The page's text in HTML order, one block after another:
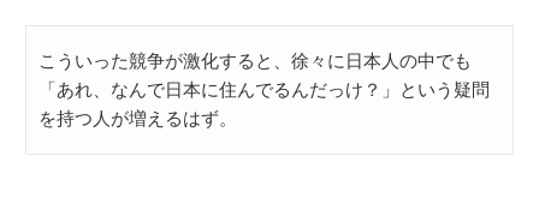
こういった競争が激化すると、徐々に日本人の中でも
「あれ、なんで日本に住んでるんだっけ？」という疑問
を持つ人が増えるはず。